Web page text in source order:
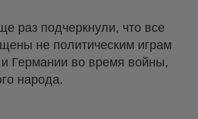
раз подчеркнули, что все
не политическим играм
Германии во время войны,
народа.